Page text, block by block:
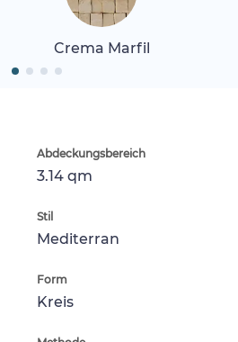
Crema Marfil
Abdeckungsbereich
3.14 qm
Stil
Mediterran
Form
Kreis